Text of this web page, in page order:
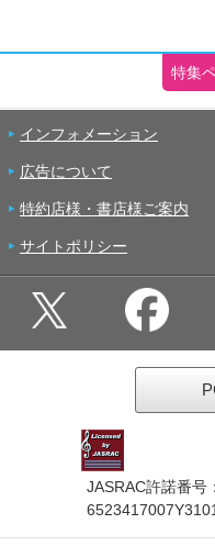
特集
インフォメーション
広告について
特約店様・書店様ご案内
サイトポリシー
JASRAC許諾番号：